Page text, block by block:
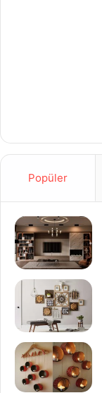
Popüler